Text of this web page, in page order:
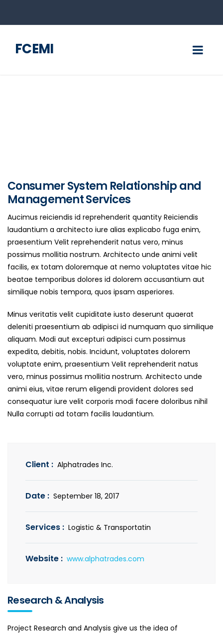
FCEMI
Consumer System Relationship and
Management Services
Aucimus reiciendis id reprehenderit quantity Reiciendis
laudantium a architecto iure alias explicabo fuga enim,
praesentium Velit reprehenderit natus vero, minus
possimus mollitia nostrum. Architecto unde animi velit
facilis, ex totam doloremque at nemo voluptates vitae hic
beatae temporibus dolores id dolorem accusantium aut
similique nobis tempora, quos ipsam asperiores.
Minus veritatis velit cupiditate iusto deserunt quaerat
deleniti praesentium ab adipisci id numquam quo similique
aliquam. Modi aut excepturi adipisci cum possimus
expedita, debitis, nobis. Incidunt, voluptates dolorem
voluptate enim, praesentium Velit reprehenderit natus
vero, minus possimus mollitia nostrum. Architecto unde
animi eius, vitae rerum eligendi provident dolores sed
consequatur iure velit corporis modi facere doloribus nihil
Nulla corrupti ad totam facilis laudantium.
Client : Alphatrades Inc.
Date : September 18, 2017
Services : Logistic & Transportatin
Website : www.alphatrades.com
Research & Analysis
Project Research and Analysis give us the idea of